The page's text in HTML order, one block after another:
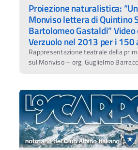
Proiezione naturalistica:
Monviso lettera di Quintino
Bartolomeo Gastaldi”
Verzuolo nel 2013 per i 150
Rappresentazione teatrale della
sul Monviso – org. Guglielmo